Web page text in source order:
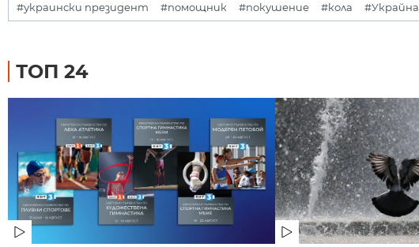
#украински президент #помощник #покушение #кола #Украйна
ТОП 24